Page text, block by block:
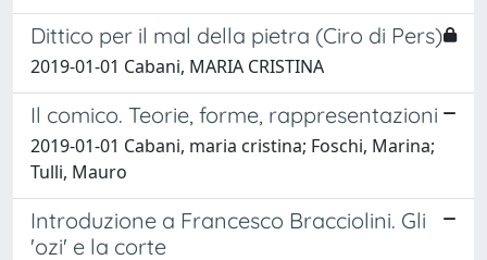
Dittico per il mal della pietra (Ciro di Pers)
2019-01-01 Cabani, MARIA CRISTINA
Il comico. Teorie, forme, rappresentazioni
2019-01-01 Cabani, maria cristina; Foschi, Marina;
Tulli, Mauro
Introduzione a Francesco Bracciolini. Gli
'ozi' e la corte